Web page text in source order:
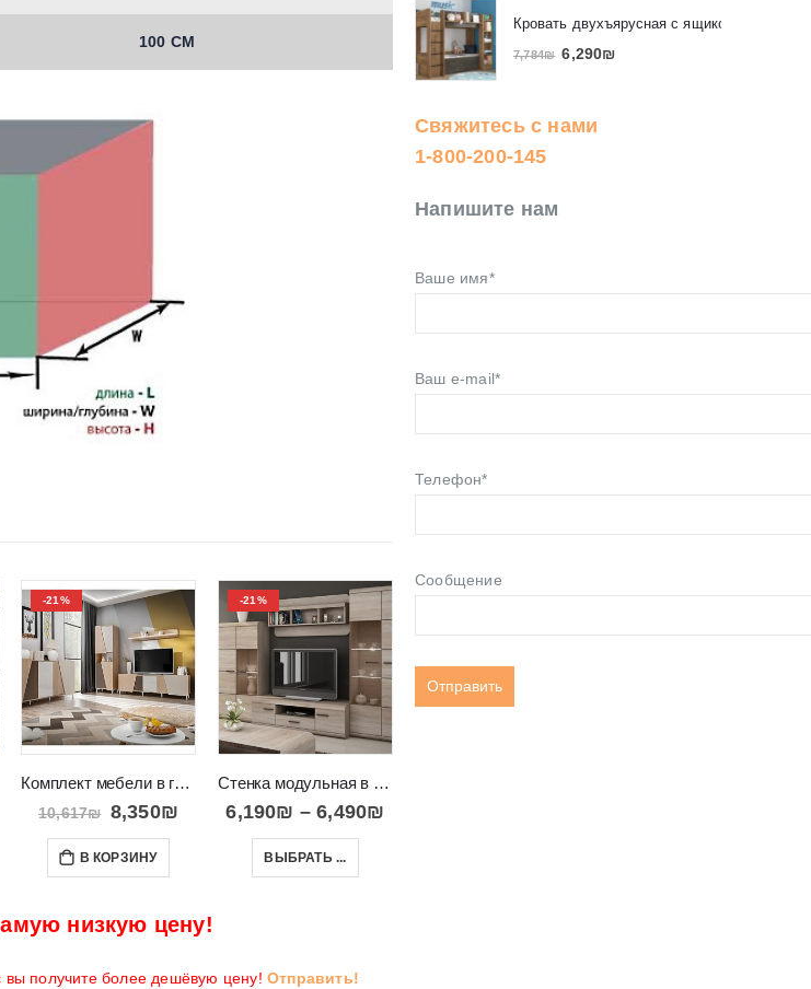
100 СМ
-21%
Комплект мебели в гостиную в мягких цветах Viste B
10,617₪ 8,350₪
В КОРЗИНУ
-21%
Стенка модульная в салон красивая и элегантная Link 1
6,190₪ –6,490₪
ВЫБРАТЬ ...
низкую цену!
получите более дешёвую цену! Отправить!
Кровать двухъярусная с ящиком и
7,784₪ 6,290₪
Свяжитесь с нами
1-800-200-145
Напишите нам
Ваше имя*
Ваш e-mail*
Телефон*
Сообщение